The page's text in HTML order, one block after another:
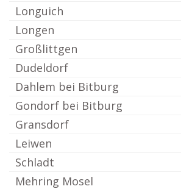
Longuich
Longen
Großlittgen
Dudeldorf
Dahlem bei Bitburg
Gondorf bei Bitburg
Gransdorf
Leiwen
Schladt
Mehring Mosel